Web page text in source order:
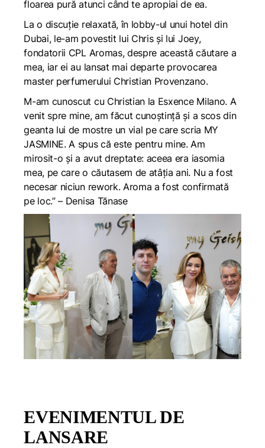
floarea pură atunci când te apropiai de ea.
La o discuție relaxată, în lobby-ul unui hotel din
Dubai, le-am povestit lui Chris și lui Joey,
fondatorii CPL Aromas, despre această căutare a
mea, iar ei au lansat mai departe provocarea
master perfumerului Christian Provenzano.
M-am cunoscut cu Christian la Esxence Milano. A
venit spre mine, am făcut cunoștință și a scos din
geanta lui de mostre un vial pe care scria MY
JASMINE. A spus că este pentru mine. Am
mirosit-o și a avut dreptate: aceea era iasomia
mea, pe care o căutasem de atâția ani. Nu a fost
necesar niciun rework. Aroma a fost confirmată
pe loc.”– Denisa Tănase
EVENIMENTUL DE
LANSARE